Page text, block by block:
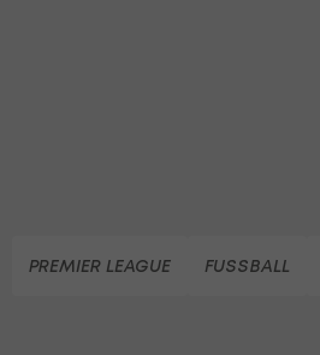
PREMIER LEAGUE FUSSBALL